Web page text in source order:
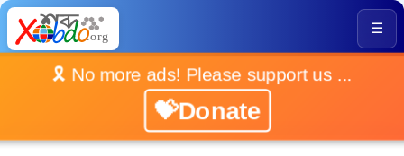
☰
🎗️ No more ads! Please support us ...
💝Donate